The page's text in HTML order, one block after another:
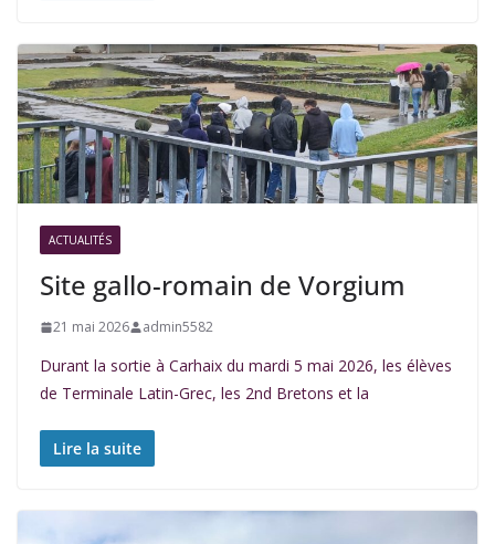
ACTUALITÉS
Site gallo-romain de Vorgium
21 mai 2026 admin5582
Durant la sortie à Carhaix du mardi 5 mai 2026, les élèves
de Terminale Latin-Grec, les 2nd Bretons et la
Lire la suite